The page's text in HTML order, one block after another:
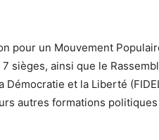
pour un Mouvement
sièges, ainsi que le
et la Liberté
autres formations